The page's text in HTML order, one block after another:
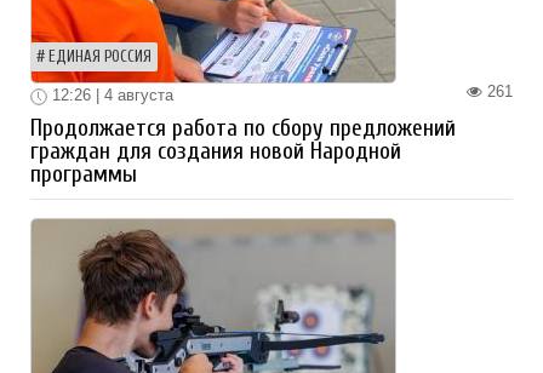
ЕДИНАЯ РОССИЯ
261
12:26 | 4 августа
Продолжается работа по сбору предложений
граждан для создания новой Народной
программы